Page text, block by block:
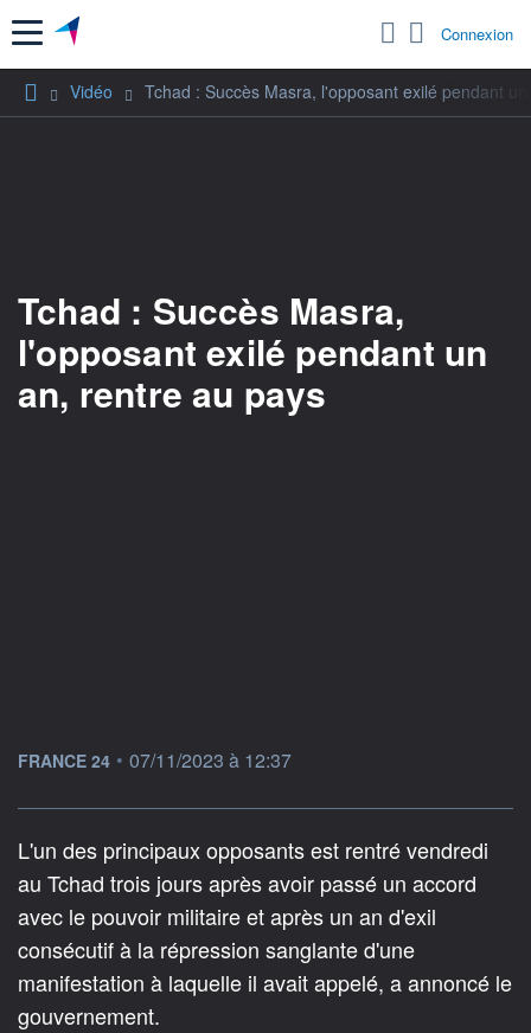
Menu Connexion
Vidéo Tchad : Succès Masra, l'opposant exilé pendant
Tchad : Succès Masra,
l'opposant exilé pendant un
an, rentre au pays
information fournie par
FRANCE 24 • 07/11/2023 à 12:37
L'un des principaux opposants est rentré vendredi
au Tchad trois jours après avoir passé un accord
avec le pouvoir militaire et après un an d'exil
consécutif à la répression sanglante d'une
manifestation à laquelle il avait appelé, a annoncé le
gouvernement.